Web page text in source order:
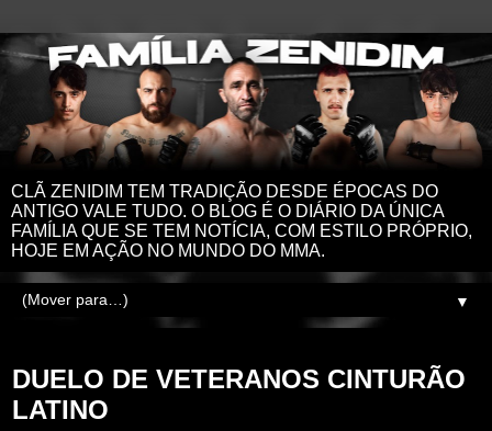
CLÃ ZENIDIM TEM TRADIÇÃO DESDE ÉPOCAS DO
ANTIGO VALE TUDO. O BLOG É O DIÁRIO DA ÚNICA
FAMÍLIA QUE SE TEM NOTÍCIA, COM ESTILO PRÓPRIO,
HOJE EM AÇÃO NO MUNDO DO MMA.
▼
DUELO DE VETERANOS CINTURÃO
LATINO